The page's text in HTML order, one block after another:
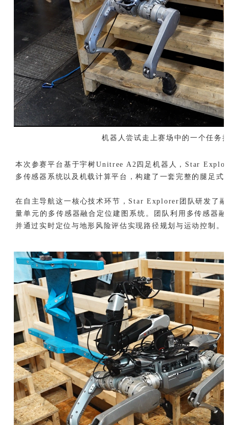
机器人尝试走上赛场中的一个任务
本次参赛平台基于宇树Unitree A2四足机器人，Star
多传感器系统以及机载计算平台，构建了一套完整的腿足式
在自主导航这一核心技术环节，Star Explorer团队研发了
量单元的多传感器融合定位建图系统。团队利用多传感器
并通过实时定位与地形风险评估实现路径规划与运动控制。